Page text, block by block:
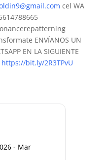
cel WA
ENVÍANOS UN
EN LA SIGUIENTE
https://bit.ly/2R3TPvU
- Mar